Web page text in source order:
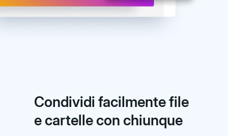
Condividi facilmente file
e cartelle con chiunque